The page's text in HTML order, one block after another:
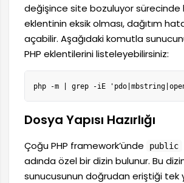
değişince site bozuluyor sürecinde
eklentinin eksik olması, dağıtım
açabilir. Aşağıdaki komutla
PHP eklentilerini listeleyebilirsiniz:
php -m | grep -iE
Dosya Yapısı Hazırlığı
Çoğu PHP framework’ünde public
adında özel bir dizin bulunur. Bu
sunucusunun doğrudan eriştiği tek